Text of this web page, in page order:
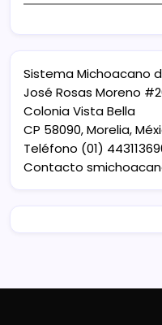
Sistema Michoacano
José Rosas Moreno
Colonia Vista Bella
CP 58090, Morelia,
Teléfono (01)
Contacto